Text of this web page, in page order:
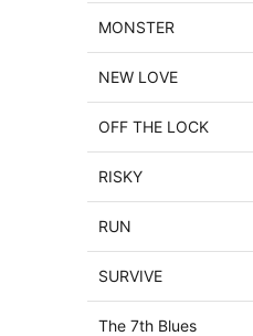
MONSTER
NEW LOVE
OFF THE LOCK
RISKY
RUN
SURVIVE
The 7th Blues